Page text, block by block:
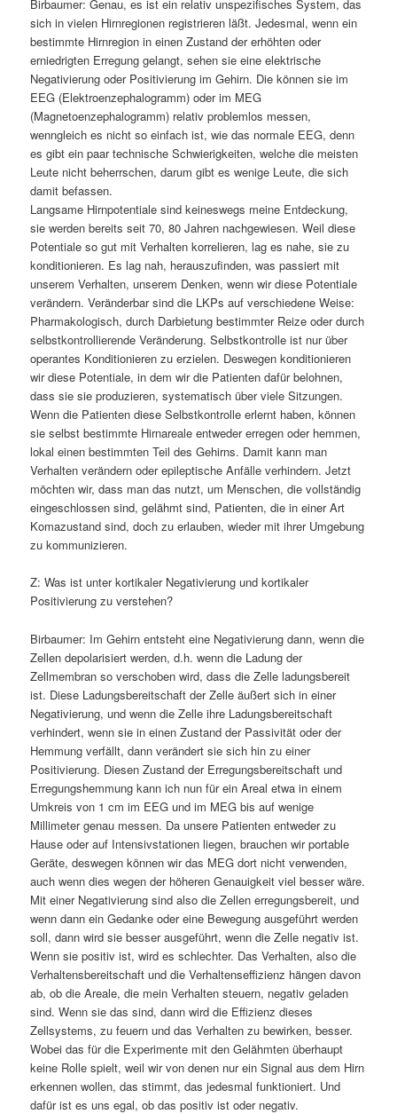
Birbaumer: Genau, es ist ein relativ unspezifisches System, das
sich in vielen Hirnregionen registrieren läßt. Jedesmal, wenn ein
bestimmte Hirnregion in einen Zustand der erhöhten oder
erniedrigten Erregung gelangt, sehen sie eine elektrische
Negativierung oder Positivierung im Gehirn. Die können sie im
EEG (Elektroenzephalogramm) oder im MEG
(Magnetoenzephalogramm) relativ problemlos messen,
wenngleich es nicht so einfach ist, wie das normale EEG, denn
es gibt ein paar technische Schwierigkeiten, welche die meisten
Leute nicht beherrschen, darum gibt es wenige Leute, die sich
damit befassen.
Langsame Hirnpotentiale sind keineswegs meine Entdeckung,
sie werden bereits seit 70, 80 Jahren nachgewiesen. Weil diese
Potentiale so gut mit Verhalten korrelieren, lag es nahe, sie zu
konditionieren. Es lag nah, herauszufinden, was passiert mit
unserem Verhalten, unserem Denken, wenn wir diese Potentiale
verändern. Veränderbar sind die LKPs auf verschiedene Weise:
Pharmakologisch, durch Darbietung bestimmter Reize oder durch
selbstkontrollierende Veränderung. Selbstkontrolle ist nur über
operantes Konditionieren zu erzielen. Deswegen konditionieren
wir diese Potentiale, in dem wir die Patienten dafür belohnen,
dass sie sie produzieren, systematisch über viele Sitzungen.
Wenn die Patienten diese Selbstkontrolle erlernt haben, können
sie selbst bestimmte Hirnareale entweder erregen oder hemmen,
lokal einen bestimmten Teil des Gehirns. Damit kann man
Verhalten verändern oder epileptische Anfälle verhindern. Jetzt
möchten wir, dass man das nutzt, um Menschen, die vollständig
eingeschlossen sind, gelähmt sind, Patienten, die in einer Art
Komazustand sind, doch zu erlauben, wieder mit ihrer Umgebung
zu kommunizieren.
Z: Was ist unter kortikaler Negativierung und kortikaler
Positivierung zu verstehen?
Birbaumer: Im Gehirn entsteht eine Negativierung dann, wenn die
Zellen depolarisiert werden, d.h. wenn die Ladung der
Zellmembran so verschoben wird, dass die Zelle ladungsbereit
ist. Diese Ladungsbereitschaft der Zelle äußert sich in einer
Negativierung, und wenn die Zelle ihre Ladungsbereitschaft
verhindert, wenn sie in einen Zustand der Passivität oder der
Hemmung verfällt, dann verändert sie sich hin zu einer
Positivierung. Diesen Zustand der Erregungsbereitschaft und
Erregungshemmung kann ich nun für ein Areal etwa in einem
Umkreis von 1 cm im EEG und im MEG bis auf wenige
Millimeter genau messen. Da unsere Patienten entweder zu
Hause oder auf Intensivstationen liegen, brauchen wir portable
Geräte, deswegen können wir das MEG dort nicht verwenden,
auch wenn dies wegen der höheren Genauigkeit viel besser wäre.
Mit einer Negativierung sind also die Zellen erregungsbereit, und
wenn dann ein Gedanke oder eine Bewegung ausgeführt werden
soll, dann wird sie besser ausgeführt, wenn die Zelle negativ ist.
Wenn sie positiv ist, wird es schlechter. Das Verhalten, also die
Verhaltensbereitschaft und die Verhaltenseffizienz hängen davon
ab, ob die Areale, die mein Verhalten steuern, negativ geladen
sind. Wenn sie das sind, dann wird die Effizienz dieses
Zellsystems, zu feuern und das Verhalten zu bewirken, besser.
Wobei das für die Experimente mit den Gelähmten überhaupt
keine Rolle spielt, weil wir von denen nur ein Signal aus dem Hirn
erkennen wollen, das stimmt, das jedesmal funktioniert. Und
dafür ist es uns egal, ob das positiv ist oder negativ.